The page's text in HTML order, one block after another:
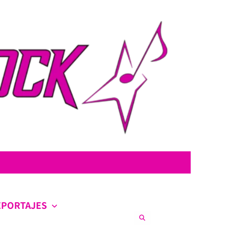
en la escena nacional e internacional.